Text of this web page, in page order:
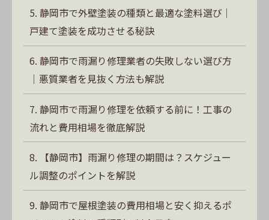
静岡市で外壁塗装の種類と最適な塗料選び｜
戸建て塗装を成功させる秘訣
静岡市で雨漏り修理業者の失敗しない選び方
｜悪質業者を見抜く方法も解説
静岡市で雨漏り修理を依頼する前に！工事の
流れと費用相場を徹底解説
【静岡市】雨漏り修理の期間は？スケジュー
ル調整のポイントを解説
静岡市で屋根塗装の費用相場と安く抑えるポ